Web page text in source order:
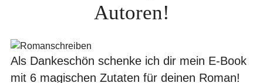
Autoren!
Als Dankeschön schenke ich dir mein E-Book
mit 6 magischen Zutaten für deinen Roman!